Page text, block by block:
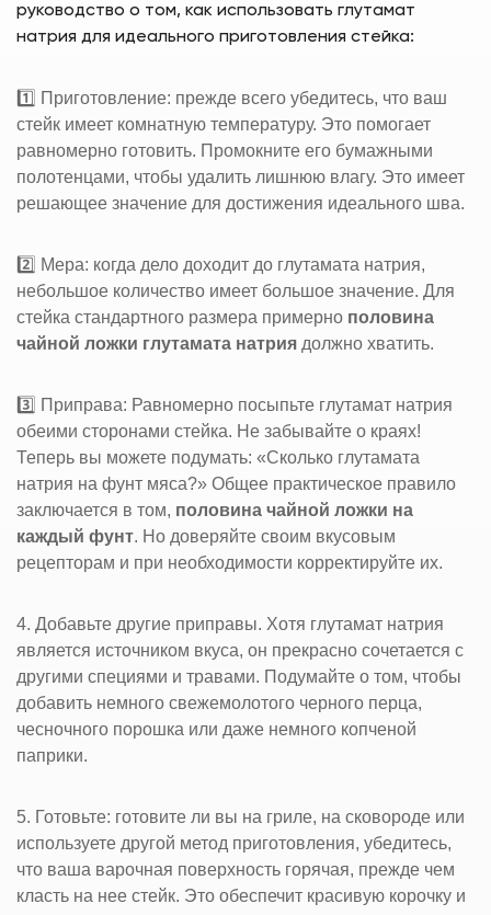
руководство о том, как использовать глутамат
натрия для идеального приготовления стейка:
1️⃣ Приготовление: прежде всего убедитесь, что ваш
стейк имеет комнатную температуру. Это помогает
равномерно готовить. Промокните его бумажными
полотенцами, чтобы удалить лишнюю влагу. Это имеет
решающее значение для достижения идеального шва.
2️⃣ Мера: когда дело доходит до глутамата натрия,
небольшое количество имеет большое значение. Для
стейка стандартного размера примерно половина
чайной ложки глутамата натрия должно хватить.
3️⃣ Приправа: Равномерно посыпьте глутамат натрия
обеими сторонами стейка. Не забывайте о краях!
Теперь вы можете подумать: «Сколько глутамата
натрия на фунт мяса?» Общее практическое правило
заключается в том, половина чайной ложки на
каждый фунт. Но доверяйте своим вкусовым
рецепторам и при необходимости корректируйте их.
4. Добавьте другие приправы. Хотя глутамат натрия
является источником вкуса, он прекрасно сочетается с
другими специями и травами. Подумайте о том, чтобы
добавить немного свежемолотого черного перца,
чесночного порошка или даже немного копченой
паприки.
5. Готовьте: готовите ли вы на гриле, на сковороде или
используете другой метод приготовления, убедитесь,
что ваша варочная поверхность горячая, прежде чем
класть на нее стейк. Это обеспечит красивую корочку и